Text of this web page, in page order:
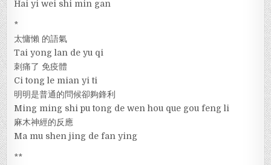
Hai yi wei shi min gan
*
太慵懶 的語氣
Tai yong lan de yu qi
刺痛了 免疫體
Ci tong le mian yi ti
明明是普通的問候卻夠鋒利
Ming ming shi pu tong de wen hou que gou feng li
麻木神經的反應
Ma mu shen jing de fan ying
**